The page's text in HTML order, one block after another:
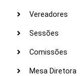
Vereadores
Sessões
Comissões
Mesa Diretora